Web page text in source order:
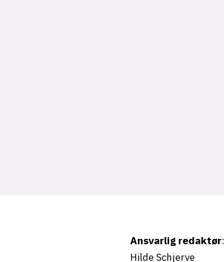
Ansvarlig redaktør:
Hilde Schjerve